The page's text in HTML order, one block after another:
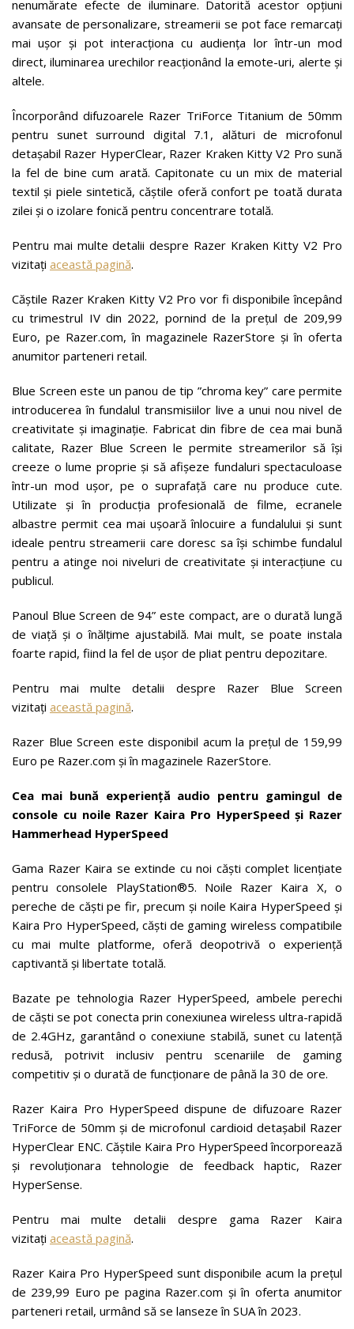
nenumărate efecte de iluminare. Datorită acestor opțiuni
avansate de personalizare, streamerii se pot face remarcați
mai ușor și pot interacționa cu audiența lor într-un mod
direct, iluminarea urechilor reacționând la emote-uri, alerte și
altele.
Încorporând difuzoarele Razer TriForce Titanium de 50mm
pentru sunet surround digital 7.1, alături de microfonul
detașabil Razer HyperClear, Razer Kraken Kitty V2 Pro sună
la fel de bine cum arată. Capitonate cu un mix de material
textil și piele sintetică, căștile oferă confort pe toată durata
zilei și o izolare fonică pentru concentrare totală.
Pentru mai multe detalii despre Razer Kraken Kitty V2 Pro
vizitați această pagină.
Căștile Razer Kraken Kitty V2 Pro vor fi disponibile începând
cu trimestrul IV din 2022, pornind de la prețul de 209,99
Euro, pe Razer.com, în magazinele RazerStore și în oferta
anumitor parteneri retail.
Blue Screen este un panou de tip ”chroma key” care permite
introducerea în fundalul transmisiilor live a unui nou nivel de
creativitate și imaginație. Fabricat din fibre de cea mai bună
calitate, Razer Blue Screen le permite streamerilor să își
creeze o lume proprie și să afișeze fundaluri spectaculoase
într-un mod ușor, pe o suprafață care nu produce cute.
Utilizate și în producția profesională de filme, ecranele
albastre permit cea mai ușoară înlocuire a fundalului și sunt
ideale pentru streamerii care doresc sa își schimbe fundalul
pentru a atinge noi niveluri de creativitate și interacțiune cu
publicul.
Panoul Blue Screen de 94” este compact, are o durată lungă
de viață și o înălțime ajustabilă. Mai mult, se poate instala
foarte rapid, fiind la fel de ușor de pliat pentru depozitare.
Pentru mai multe detalii despre Razer Blue Screen
vizitați această pagină.
Razer Blue Screen este disponibil acum la prețul de 159,99
Euro pe Razer.com și în magazinele RazerStore.
Cea mai bună experiență audio pentru gamingul de
console cu noile Razer Kaira Pro HyperSpeed și Razer
Hammerhead HyperSpeed
Gama Razer Kaira se extinde cu noi căști complet licențiate
pentru consolele PlayStation®5. Noile Razer Kaira X, o
pereche de căști pe fir, precum și noile Kaira HyperSpeed și
Kaira Pro HyperSpeed, căști de gaming wireless compatibile
cu mai multe platforme, oferă deopotrivă o experiență
captivantă și libertate totală.
Bazate pe tehnologia Razer HyperSpeed, ambele perechi
de căști se pot conecta prin conexiunea wireless ultra-rapidă
de 2.4GHz, garantând o conexiune stabilă, sunet cu latență
redusă, potrivit inclusiv pentru scenariile de gaming
competitiv și o durată de funcționare de până la 30 de ore.
Razer Kaira Pro HyperSpeed dispune de difuzoare Razer
TriForce de 50mm și de microfonul cardioid detașabil Razer
HyperClear ENC. Căștile Kaira Pro HyperSpeed încorporează
și revoluționara tehnologie de feedback haptic, Razer
HyperSense.
Pentru mai multe detalii despre gama Razer Kaira
vizitați această pagină.
Razer Kaira Pro HyperSpeed sunt disponibile acum la prețul
de 239,99 Euro pe pagina Razer.com și în oferta anumitor
parteneri retail, urmând să se lanseze în SUA în 2023.